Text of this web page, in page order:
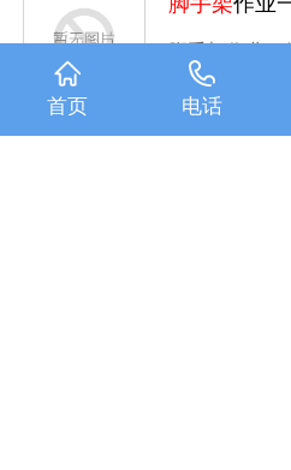
脚手架作业一
手架工程都
首页 电话